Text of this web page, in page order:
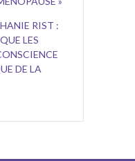
RIST :
LES
DE LA